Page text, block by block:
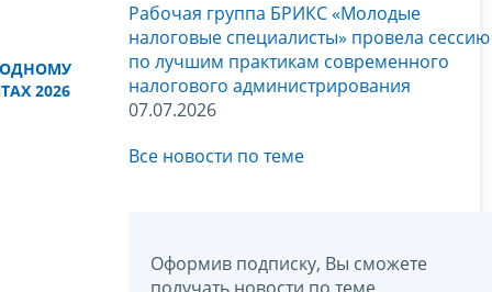
2026
Рабочая группа БРИКС «Молодые
налоговые специалисты» провела сессию
по лучшим практикам современного
налогового администрирования
07.07.2026
Все новости по теме
Оформив подписку, Вы сможете